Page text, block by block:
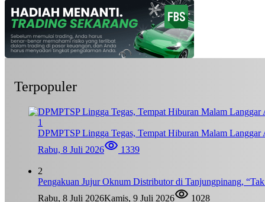
Terpopuler
1
DPMPTSP Lingga Tegas, Tempat Hiburan Malam Langgar
Rabu, 8 Juli 2026
1339
2
Pengakuan Jujur Oknum Distributor di Tanjungpinang,
Rabu, 8 Juli 2026Kamis, 9 Juli 2026
1028